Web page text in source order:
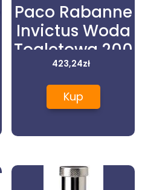
Paco Rabanne
Invictus Woda
Toaletowa 200
ml
423,24zł
Kup